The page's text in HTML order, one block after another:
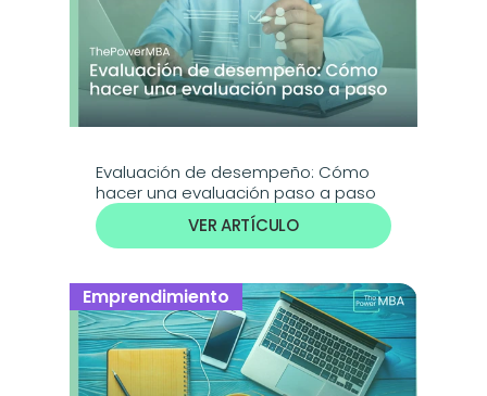
Evaluación de desempeño: Cómo
hacer una evaluación paso a paso
VER ARTÍCULO
Emprendimiento